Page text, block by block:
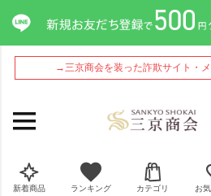
→三京商会を装った詐欺サイト・
新着商品 ランキング カテゴリ お